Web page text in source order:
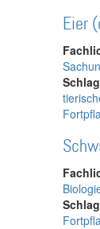
Eier